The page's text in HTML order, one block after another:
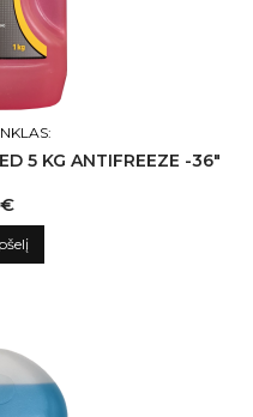
5 KG ANTIFREEZE -36"